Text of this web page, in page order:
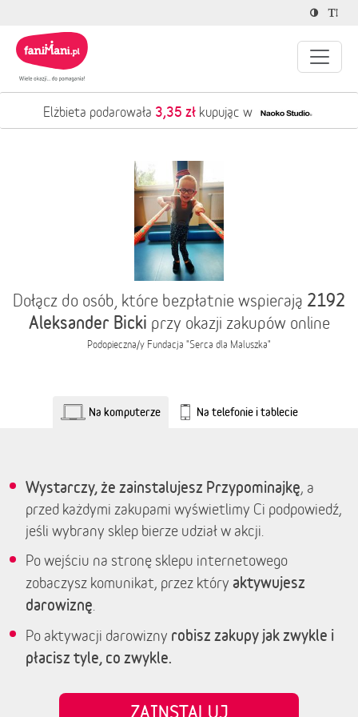
Elżbieta podarowała 3,35 złkupując w
Dołącz do osób, które bezpłatnie wspierają 2192
Aleksander Bicki przy okazji zakupów online
Podopieczna/y Fundacja "Serca dla Maluszka"
Na komputerze Na telefonie i tablecie
Wystarczy, że zainstalujesz Przypominajkę, a
przed każdymi zakupami wyświetlimy Ci podpowiedź,
jeśli wybrany sklep bierze udział w akcji.
Po wejściu na stronę sklepu internetowego
zobaczysz komunikat, przez który aktywujesz
darowiznę
Po aktywacji darowizny robisz zakupy jak zwykle i
płacisz tyle, co zwykle.
ZAINSTALUJ